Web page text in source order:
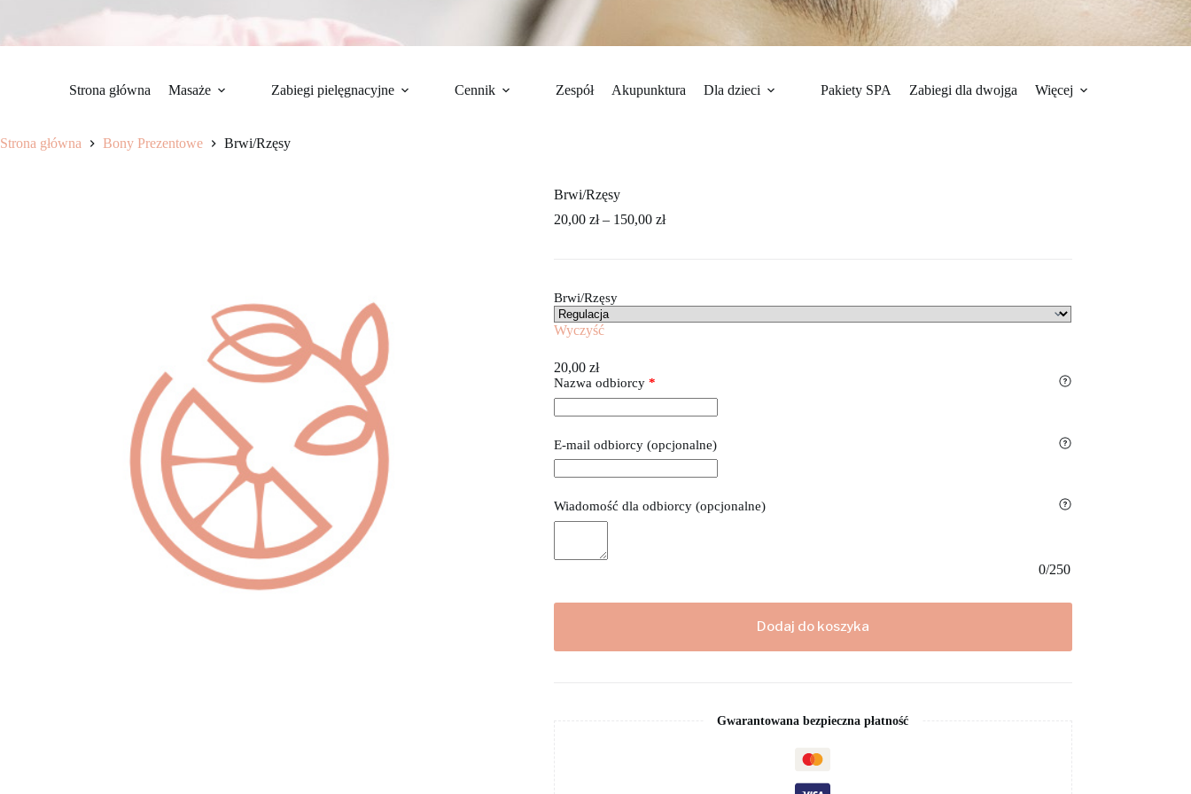
Strona główna Masaże Zabiegi pielęgnacyjne Cennik Zespół Akupunktura Dla dzieci Pakiety SPA Zabiegi dla dwojga Więcej
Strona główna Bony Prezentowe Brwi/Rzęsy
Brwi/Rzęsy
20,00 zł – 150,00 złZakres
Brwi/Rzęsy
Wyczyść
20,00 zł
Nazwa odbiorcy *
E-mail odbiorcy (opcjonalne)
Wiadomość dla odbiorcy (opcjonalne)
0/250
Dodaj do koszyka
Gwarantowana bezpieczna płatność